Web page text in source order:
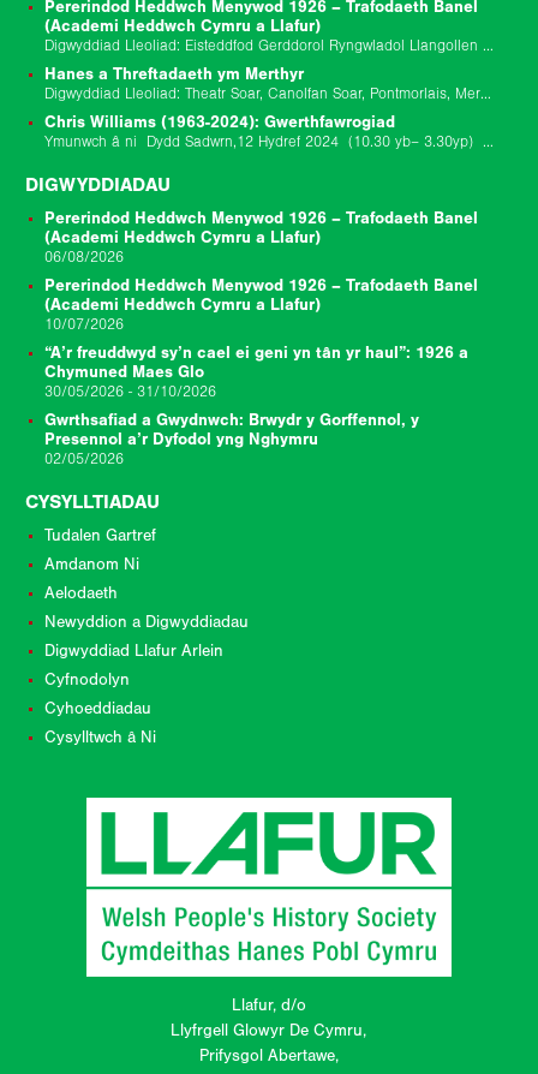
Pererindod Heddwch Menywod 1926 – Trafodaeth Banel
(Academi Heddwch Cymru a Llafur)
Digwyddiad Lleoliad: Eisteddfod Gerddorol Ryngwladol Llangollen (The Globe Stage) Digwyddiad Dyddiad: 10/07/2026 Dechrau Digwyddiad: 10/7/26 02:45 pm Diwedd y Digwyddiad: 1/7/26 03:45 pm Ymunwch â ni am drafodaeth banel…
Hanes a Threftadaeth ym Merthyr
Digwyddiad Lleoliad: Theatr Soar, Canolfan Soar, Pontmorlais, Merthyr Tudful, CF47 8UB Digwyddiad Dyddiad: 29/11/25 9.30yb-6yp Diweddariad 17/11/2025: Rydym wedi addasu rhaglen y digwyddiad hwn gan benderfynu…
Chris Williams (1963-2024): Gwerthfawrogiad
Ymunwch â ni Dydd Sadwrn,12 Hydref 2024 (10.30 yb– 3.30yp) ar Gampws Prifysgol De Cymru Casnewydd ar gyfer ysgol undydd i gofio Chris Williams a dathlu…
DIGWYDDIADAU
Pererindod Heddwch Menywod 1926 – Trafodaeth Banel
(Academi Heddwch Cymru a Llafur)
06/08/2026
Pererindod Heddwch Menywod 1926 – Trafodaeth Banel
(Academi Heddwch Cymru a Llafur)
10/07/2026
“A’r freuddwyd sy’n cael ei geni yn tân yr haul”: 1926 a
Chymuned Maes Glo
30/05/2026 - 31/10/2026
Gwrthsafiad a Gwydnwch: Brwydr y Gorffennol, y
Presennol a’r Dyfodol yng Nghymru
02/05/2026
CYSYLLTIADAU
Tudalen Gartref
Amdanom Ni
Aelodaeth
Newyddion a Digwyddiadau
Digwyddiad Llafur Arlein
Cyfnodolyn
Cyhoeddiadau
Cysylltwch â Ni
Llafur, d/o
Llyfrgell Glowyr De Cymru,
Prifysgol Abertawe,